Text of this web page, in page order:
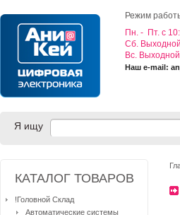
Режим
Пн. - Пт. с
Cб. Выходной
Вс. Выходной
Наш e-mail:
Я ищу
КАТАЛОГ ТОВАРОВ
!Головной Склад
Автоматические системы